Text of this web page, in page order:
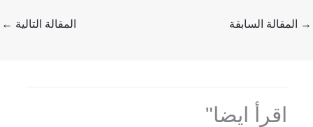
→ المقالة السابقة المقالة التالية ←
اقرأ ايضا"